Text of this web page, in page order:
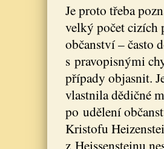
Je proto třeba
velký počet cizích
občanství – často
s pravopisnými
případy objasnit.
vlastnila dědičné
po udělení
Kristofu
z Heissensteinu